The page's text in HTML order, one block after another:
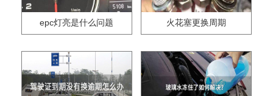
epc灯亮是什么问题 火花塞更换周期